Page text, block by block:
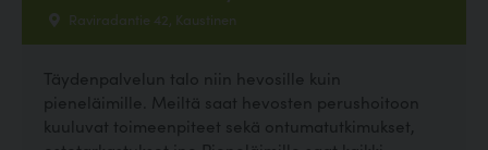
Raviradantie 42, Kaustinen
Täydenpalvelun talo niin hevosille kuin
pieneläimille. Meiltä saat hevosten perushoitoon
kuuluvat toimeenpiteet sekä ontumatutkimukset,